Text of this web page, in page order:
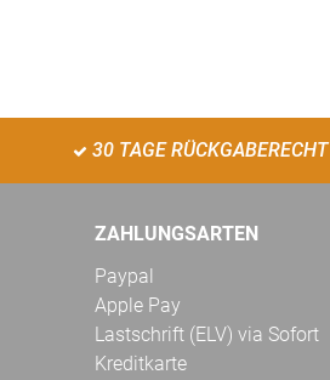
30 TAGE RÜCKGABERECHT
ZAHLUNGSARTEN
Paypal
Apple Pay
Lastschrift (ELV) via Sofort
Kreditkarte